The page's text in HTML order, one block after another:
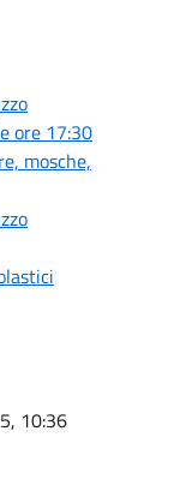
ore 17:30
mosche,
10:36